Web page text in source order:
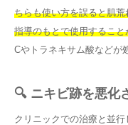
ちらも使い方を誤ると肌
指導のもとで使用すること
Cやトラネキサム酸などが
🔍 ニキビ跡を悪化
クリニックでの治療と並